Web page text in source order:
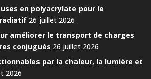
en polyacrylate pour le
26 juillet 2026
améliorer le transport de charges
conjugués 26 juillet 2026
par la chaleur, la lumière et
2026